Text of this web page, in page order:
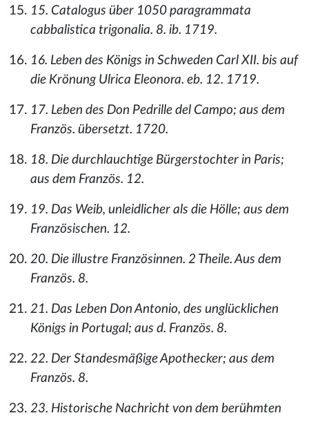
15. Catalogus über 1050 paragrammata
cabbalistica trigonalia. 8. ib. 1719.
16. Leben des Königs in Schweden Carl XII. bis auf
die Krönung Ulrica Eleonora. eb. 12. 1719.
17. Leben des Don Pedrille del Campo; aus dem
Französ. übersetzt. 1720.
18. Die durchlauchtige Bürgerstochter in Paris;
aus dem Französ. 12.
19. Das Weib, unleidlicher als die Hölle; aus dem
Französischen. 12.
20. Die illustre Französinnen. 2 Theile. Aus dem
Französ. 8.
21. Das Leben Don Antonio, des unglücklichen
Königs in Portugal; aus d. Französ. 8.
22. Der Standesmäßige Apothecker; aus dem
Französ. 8.
23. Historische Nachricht von dem berühmten